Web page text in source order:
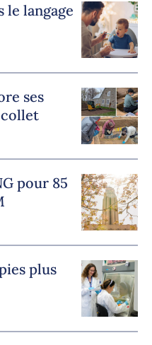
le langage
ses
pour 85
plus